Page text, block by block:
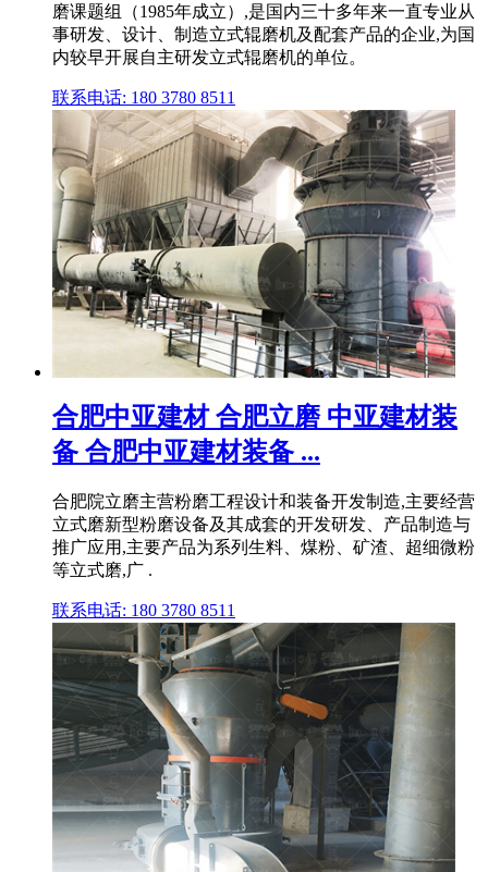
磨课题组（1985年成立）,是国内三十多年来一直专业从
事研发、设计、制造立式辊磨机及配套产品的企业,为国
内较早开展自主研发立式辊磨机的单位。
联系电话: 180 3780 8511
合肥中亚建材 合肥立磨 中亚建材装
备 合肥中亚建材装备 ...
合肥院立磨主营粉磨工程设计和装备开发制造,主要经营
立式磨新型粉磨设备及其成套的开发研发、产品制造与
推广应用,主要产品为系列生料、煤粉、矿渣、超细微粉
等立式磨,广 .
联系电话: 180 3780 8511